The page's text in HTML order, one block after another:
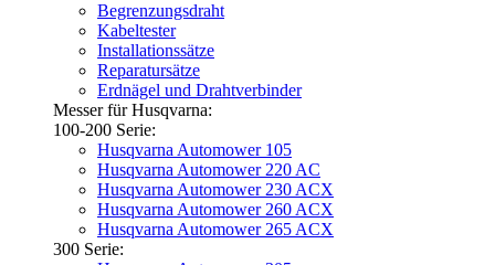
Begrenzungsdraht
Kabeltester
Installationssätze
Reparatursätze
Erdnägel und Drahtverbinder
Messer für Husqvarna:
100-200 Serie:
Husqvarna Automower 105
Husqvarna Automower 220 AC
Husqvarna Automower 230 ACX
Husqvarna Automower 260 ACX
Husqvarna Automower 265 ACX
300 Serie: